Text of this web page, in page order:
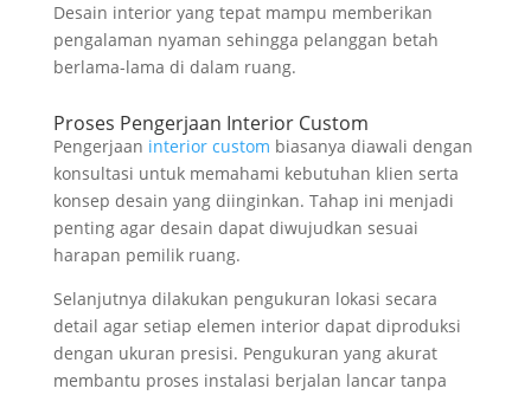
Desain interior yang tepat mampu memberikan
pengalaman nyaman sehingga pelanggan betah
berlama-lama di dalam ruang.
Proses Pengerjaan Interior Custom
Pengerjaan interior custom biasanya diawali dengan
konsultasi untuk memahami kebutuhan klien serta
konsep desain yang diinginkan. Tahap ini menjadi
penting agar desain dapat diwujudkan sesuai
harapan pemilik ruang.
Selanjutnya dilakukan pengukuran lokasi secara
detail agar setiap elemen interior dapat diproduksi
dengan ukuran presisi. Pengukuran yang akurat
membantu proses instalasi berjalan lancar tanpa